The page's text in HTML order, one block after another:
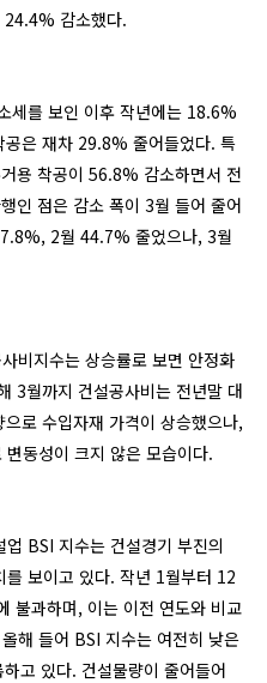
감소했다.
세를 보인 이후 작년에는 18.6%
은 재차 29.8% 줄어들었다. 특
용 착공이 56.8% 감소하면서 전
인 점은 감소 폭이 3월 들어 줄어
2월 44.7% 줄었으나, 3월
비지수는 상승률로 보면 안정화
3월까지 건설공사비는 전년말 대
로 수입자재 가격이 상승했으나,
동성이 크지 않은 모습이다.
BSI 지수는 건설경기 부진의
보이고 있다. 작년 1월부터 12
불과하며, 이는 이전 연도와 비교
해 들어 BSI 지수는 여전히 낮은
고 있다. 건설물량이 줄어들어